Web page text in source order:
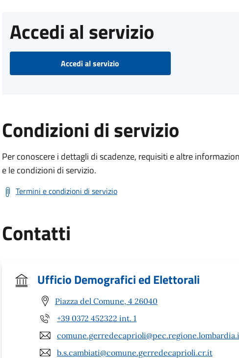
Accedi al servizio
Accedi al servizio
Condizioni di servizio
Per conoscere i dettagli di scadenze, requisiti e altre
e le condizioni di servizio.
Termini e condizioni di servizio
Contatti
Ufficio Demografici ed Elettorali
Piazza del Comune, 4 26040
+39 0372 452322 int. 1
b.s.cambiati@comune.gerredecaprioli.cr.it